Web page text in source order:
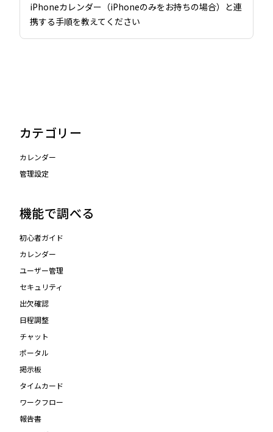
iPhoneカレンダー（iPhoneのみをお持ちの場合）と連
携する手順を教えてください
カテゴリー
カレンダー
管理設定
機能で調べる
初心者ガイド
カレンダー
ユーザー管理
セキュリティ
出欠確認
日程調整
チャット
ポータル
掲示板
タイムカード
ワークフロー
報告書